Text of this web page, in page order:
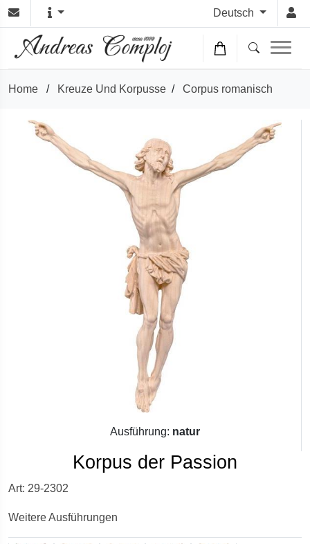
Deutsch
Home / Kreuze Und Korpusse / Corpus romanisch
Ausführung: natur
Korpus der Passion
Art: 29-2302
Weitere Ausführungen